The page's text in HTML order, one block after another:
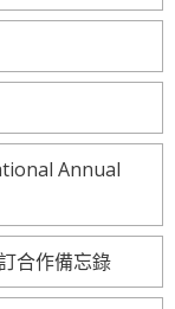
Annual
合作備忘錄